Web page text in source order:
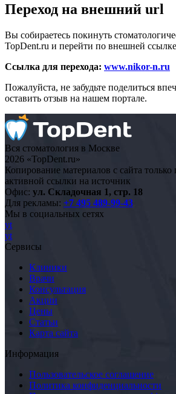
Переход на внешний url
Вы собираетесь покинуть
TopDent.ru и перейти по внешней ссылке
Ссылка для перехода: www.nikor-n.ru
Пожалуйста, не забудьте поделиться
оставить отзыв на нашем портале.
Вся стоматология в Москве
2026 «TopDent.ru»
Копирование материалов с сайта только
активной ссылки на источник
Офис: ул. Складочная 1, стр. 18
Для рекламы: +7 495 489-99-43
Мы в социальных сетях
yt
yt
Сервисы
Клиники
Врачи
Консультация
Акции
Цены
Статьи
Карта сайта
Информация
Пользовательское соглашение
Политика конфиденциальности